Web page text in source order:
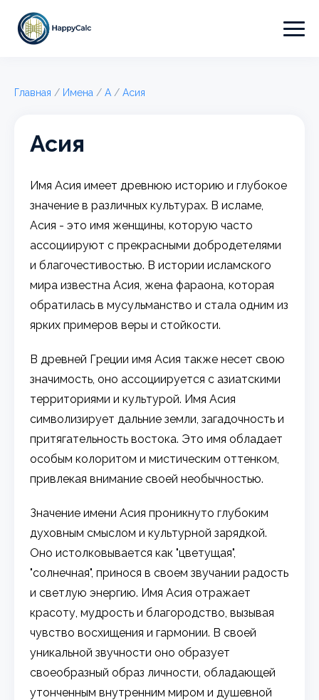
Главная / Имена / А / Асия
Асия
Имя Асия имеет древнюю историю и глубокое
значение в различных культурах. В исламе,
Асия - это имя женщины, которую часто
ассоциируют с прекрасными добродетелями
и благочестивостью. В истории исламского
мира известна Асия, жена фараона, которая
обратилась в мусульманство и стала одним из
ярких примеров веры и стойкости.
В древней Греции имя Асия также несет свою
значимость, оно ассоциируется с азиатскими
территориями и культурой. Имя Асия
символизирует дальние земли, загадочность и
притягательность востока. Это имя обладает
особым колоритом и мистическим оттенком,
привлекая внимание своей необычностью.
Значение имени Асия проникнуто глубоким
духовным смыслом и культурной зарядкой.
Оно истолковывается как "цветущая",
"солнечная", принося в своем звучании радость
и светлую энергию. Имя Асия отражает
красоту, мудрость и благородство, вызывая
чувство восхищения и гармонии. В своей
уникальной звучности оно образует
своеобразный образ личности, обладающей
утонченным внутренним миром и душевной